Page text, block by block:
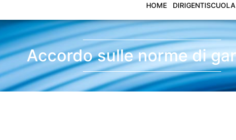
HOME DIRIGENTISCUOLA
Accordo sulle norme di